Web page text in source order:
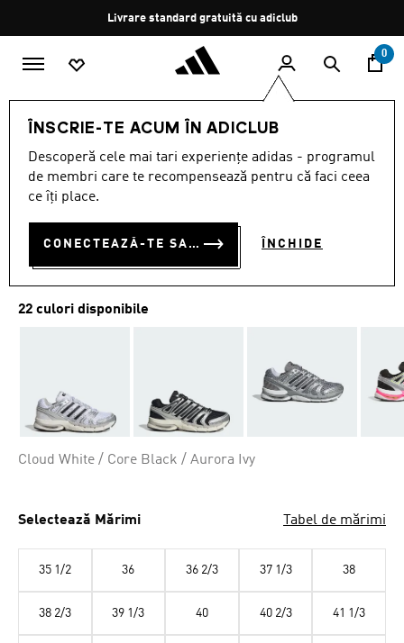
Oprește
rotația
Livrare standard gratuită cu adiclub
0
ÎNSCRIE-TE ACUM ÎN ADICLUB
Descoperă cele mai tari experiențe adidas - programul
de membri care te recompensează pentru că faci ceea
ce îți place.
CONECTEAZĂ-TE SAU ÎNSCRIE-TE ACUM ÎNCHIDE
MĂRCI Încălţăminte
PANTOFI ADISTAR
CONTROL 5
RON 600.00
22 culori disponibile
Cloud White / Core Black / Aurora Ivy
Selectează Mărimi Tabel de mărimi
35 1/2 36 36 2/3 37 1/3 38
38 2/3 39 1/3 40 40 2/3 41 1/3